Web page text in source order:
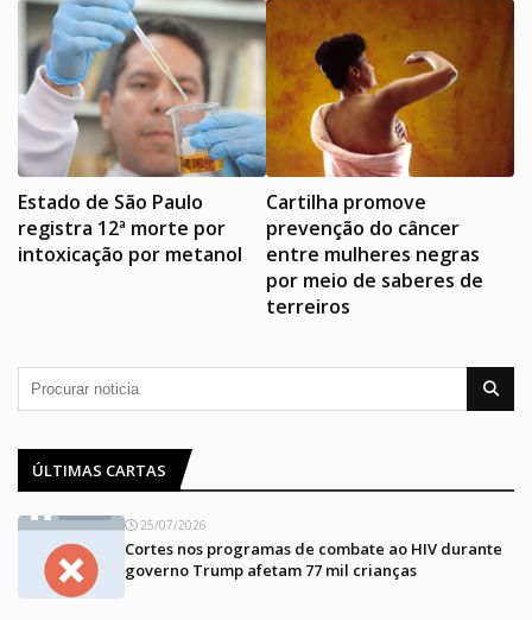
Estado de São Paulo
registra 12ª morte por
intoxicação por metanol
Cartilha promove
prevenção do câncer
entre mulheres negras
por meio de saberes de
terreiros
ÚLTIMAS CARTAS
25/07/2026
Cortes nos programas de combate ao HIV durante
governo Trump afetam 77 mil crianças